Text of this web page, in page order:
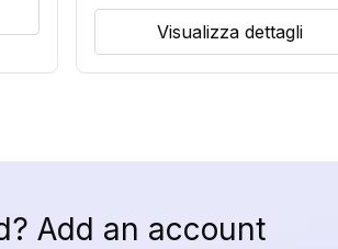
Visualizza dettagli
Add an account